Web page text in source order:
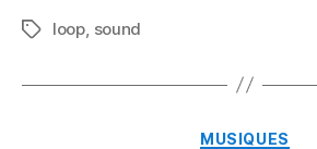
Tagsloop sound
MUSIQUES